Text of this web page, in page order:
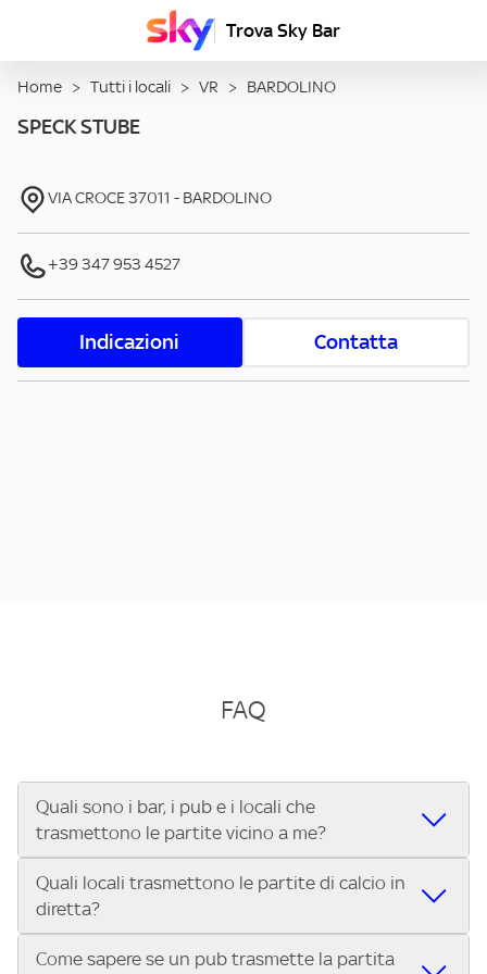
Trova Sky Bar
Home > Tutti i locali > VR > BARDOLINO
SPECK STUBE
VIA CROCE37011 - BARDOLINO
+39 347 953 4527
Indicazioni Contatta
FAQ
Quali sono i bar, i pub e i locali che
trasmettono le partite vicino a me?
Se cerchi un bar, pub, ristorante o locale vicino a te per
vedere le partite di Serie A ENILIVE, la Serie C Sky Wifi, la
UEFA Champions League, la UEFA Europa League, la UEFA
Conference League, il Tennis, la Formula 1®, la MotoGP™ e
Quali locali trasmettono le partite di calcio in
diretta?
Vuoi sapere quali bar, pub o ristoranti mostrano le partite
Come sapere se un pub trasmette la partita